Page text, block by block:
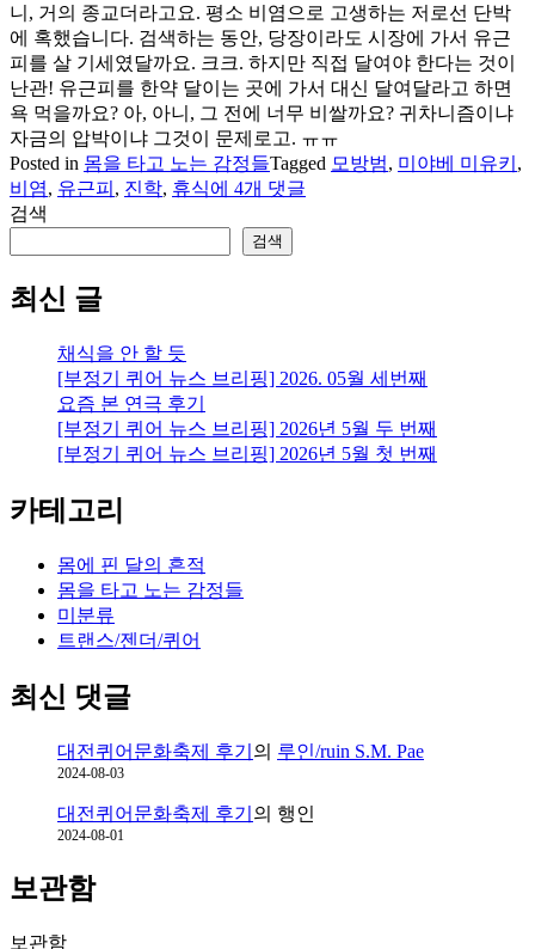
니, 거의 종교더라고요. 평소 비염으로 고생하는 저로선 단박
에 혹했습니다. 검색하는 동안, 당장이라도 시장에 가서 유근
피를 살 기세였달까요. 크크. 하지만 직접 달여야 한다는 것이
난관! 유근피를 한약 달이는 곳에 가서 대신 달여달라고 하면
욕 먹을까요? 아, 아니, 그 전에 너무 비쌀까요? 귀차니즘이냐
자금의 압박이냐 그것이 문제로고. ㅠㅠ
Posted in 몸을 타고 노는 감정들Tagged 모방범, 미야베 미유키 ,
비염, 유근피 , 진학, 휴식잡
학,
근
에 4개 댓글
검색
검색
최신 글
채식을 안 할 듯
[부정기 퀴어 뉴스 브리핑] 2026. 05월 세번째
요즘 본 연극 후기
[부정기 퀴어 뉴스 브리핑] 2026년 5월 두 번째
[부정기 퀴어 뉴스 브리핑] 2026년 5월 첫 번째
카테고리
몸에 핀 달의 흔적
몸을 타고 노는 감정들
미분류
트랜스/젠더/퀴어
최신 댓글
대전퀴어문화축제 후기 의 루인/ruin S.M. Pae
2024-08-03
대전퀴어문화축제 후기 의 행인
2024-08-01
보관함
보관함